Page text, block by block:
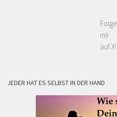
Folge
mir
auf X!
JEDER HAT ES SELBST IN DER HAND